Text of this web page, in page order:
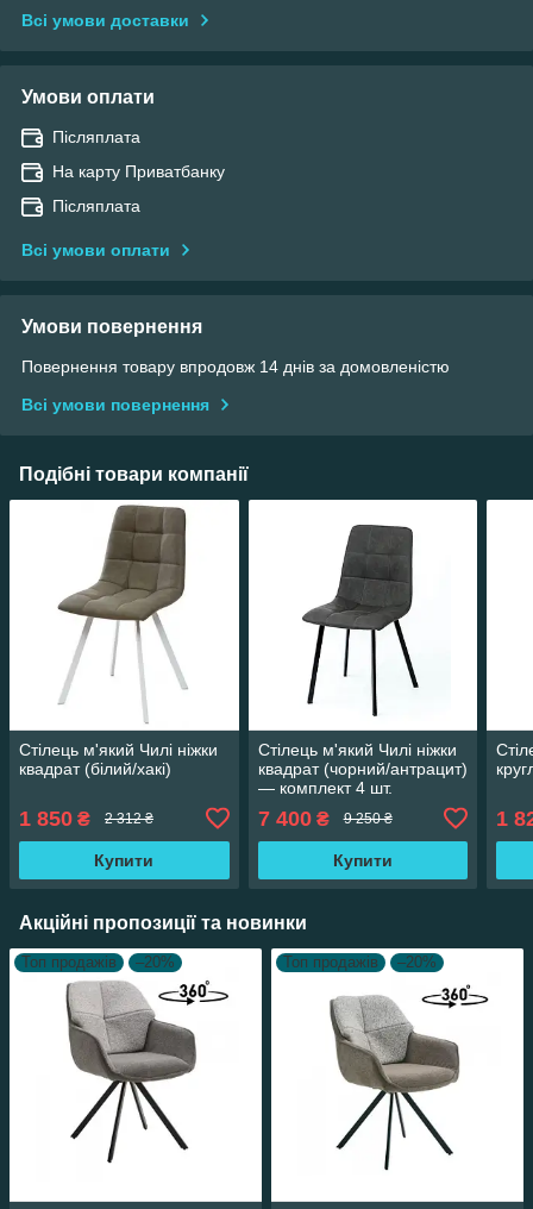
Всі умови доставки
Умови оплати
Післяплата
На карту Приватбанку
Післяплата
Всі умови оплати
Умови повернення
Повернення товару впродовж 14 днів за домовленістю
Всі умови повернення
Подібні товари компанії
Стілець м'який Чилі ніжки
квадрат (білий/хакі)
1 850 ₴ 2 312 ₴
Купити
Стілець м'який Чилі ніжки
квадрат (чорний/антрацит)
— комплект 4 шт.
7 400₴ 9 250 ₴
Купити
1
Акційні пропозиції та новинки
Топ продажів –20% Топ продажів –20%